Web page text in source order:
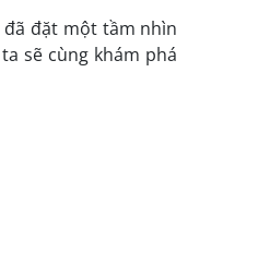
đã đặt một tầm nhìn
sẽ cùng khám phá